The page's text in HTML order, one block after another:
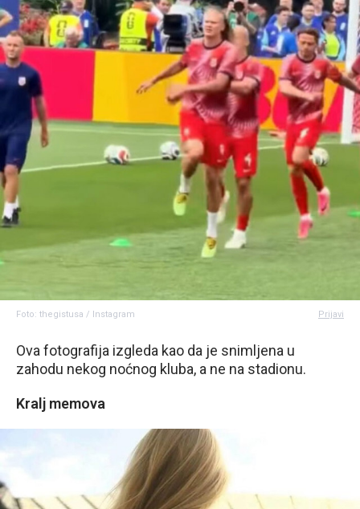
Foto: thegistusa / Instagram Prijavi
Ova fotografija izgleda kao da je snimljena u
zahodu nekog noćnog kluba, a ne na stadionu.
Kralj memova